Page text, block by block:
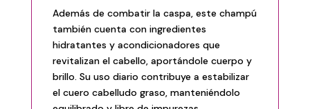
Además de combatir la caspa, este champú
también cuenta con ingredientes
hidratantes y acondicionadores que
revitalizan el cabello, aportándole cuerpo y
brillo. Su uso diario contribuye a estabilizar
el cuero cabelludo graso, manteniéndolo